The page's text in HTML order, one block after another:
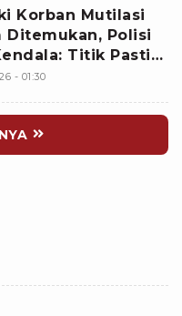
Korban Mutilasi
Ditemukan, Polisi
Titik Pasti
dan
- 01:30